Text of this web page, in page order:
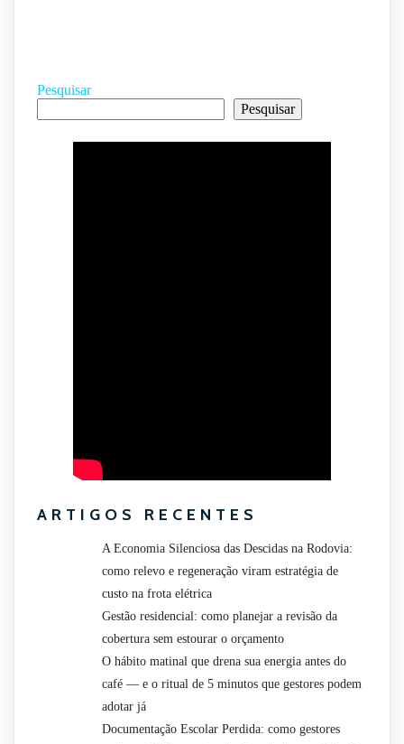
Pesquisar
Pesquisar
ARTIGOS RECENTES
A Economia Silenciosa das Descidas na Rodovia:
como relevo e regeneração viram estratégia de
custo na frota elétrica
Gestão residencial: como planejar a revisão da
cobertura sem estourar o orçamento
O hábito matinal que drena sua energia antes do
café — e o ritual de 5 minutos que gestores podem
adotar já
Documentação Escolar Perdida: como gestores